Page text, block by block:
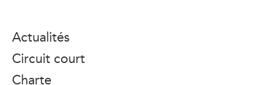
Actualités
Circuit court
Charte